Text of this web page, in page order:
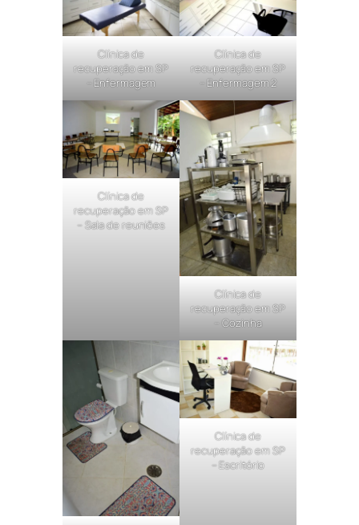
Clínica de
recuperação em SP
– Enfermagem
Clínica de
recuperação em SP
– Enfermagem 2
Clínica de
recuperação em SP
– Sala de reuniões
Clínica de
recuperação em SP
– Cozinha
Clínica de
recuperação em SP
– Escritório